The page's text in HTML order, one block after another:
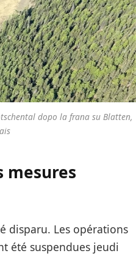
dopo la frana su Blatten,
mesures
disparu. Les opérations
été suspendues jeudi